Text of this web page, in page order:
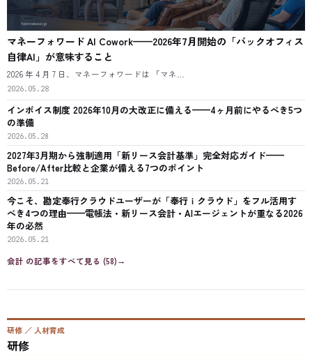
マネーフォワード AI Cowork——2026年7月開始の「バックオフィス
自律AI」が意味すること
2026 年 4 月 7 日、マネーフォワードは 「マネ…
2026.05.28
インボイス制度 2026年10月の大改正に備える——4ヶ月前にやるべき5つ
の準備
2026.05.28
2027年3月期から強制適用「新リース会計基準」完全対応ガイド——
Before/After比較と企業が備える7つのポイント
2026.05.21
今こそ、勘定奉行クラウドユーザーが「奉行ｉクラウド」をフル活用す
べき4つの理由——電帳法・新リース会計・AIエージェントが重なる2026
年の必然
2026.05.21
会計 の記事をすべて見る (58) →
研修 ／ 人材育成
研修